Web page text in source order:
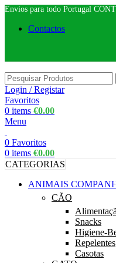
Envios para todo Portugal
Contactos
Login / Registar
Favoritos
0 items €0.00
Menu
0 Favoritos
0 items €0.00
CATEGORIAS
ANIMAIS
CÃO
Snacks
Higiene-
Repelentes
Casotas